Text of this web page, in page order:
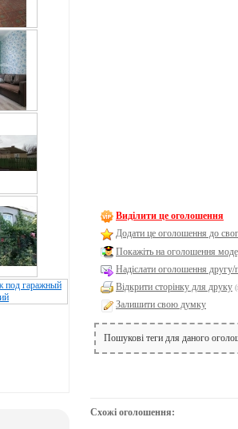
Виділити це оголошення
Додати це оголошення до
Покажіть на оголошення
Надіслати оголошення другу/
Відкрити сторінку для друку
Залишити свою думку
Пошукові теги для даного
Схожі оголошення: